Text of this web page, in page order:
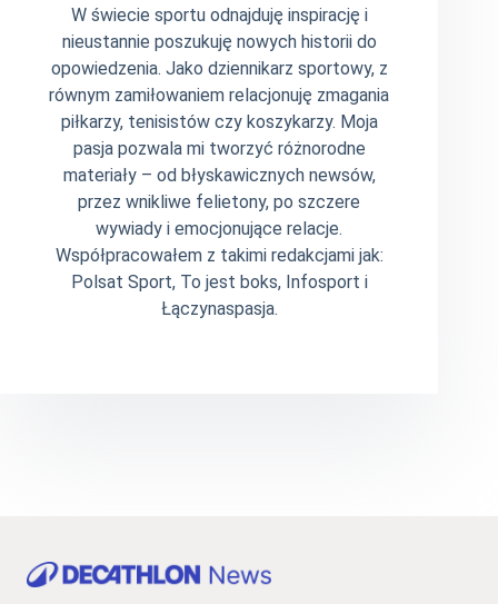
W świecie sportu odnajduję inspirację i
nieustannie poszukuję nowych historii do
opowiedzenia. Jako dziennikarz sportowy, z
równym zamiłowaniem relacjonuję zmagania
piłkarzy, tenisistów czy koszykarzy. Moja
pasja pozwala mi tworzyć różnorodne
materiały – od błyskawicznych newsów,
przez wnikliwe felietony, po szczere
wywiady i emocjonujące relacje.
Współpracowałem z takimi redakcjami jak:
Polsat Sport, To jest boks, Infosport i
Łączynaspasja.